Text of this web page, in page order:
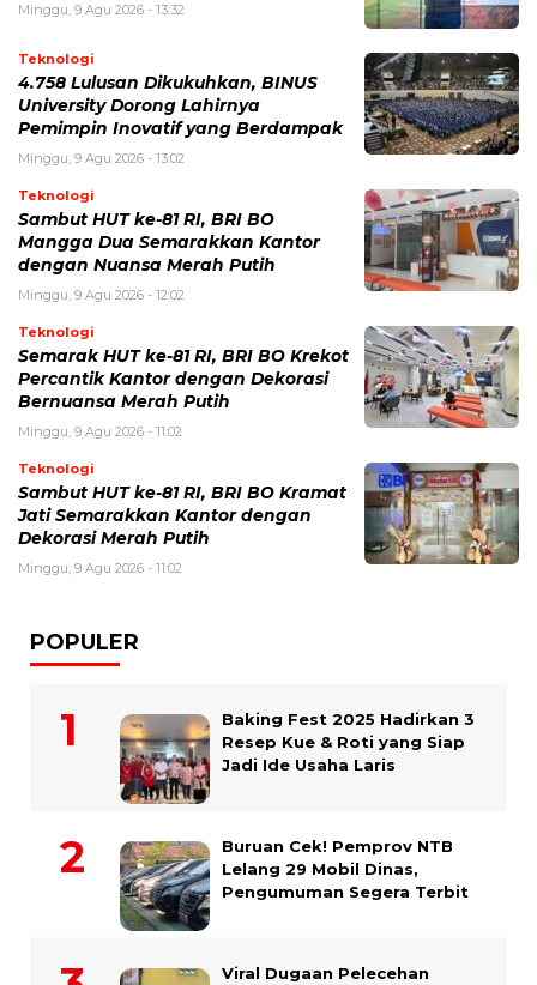
Minggu, 9 Agu 2026 - 13:32
Teknologi
4.758 Lulusan Dikukuhkan, BINUS
University Dorong Lahirnya
Pemimpin Inovatif yang Berdampak
Minggu, 9 Agu 2026 - 13:02
Teknologi
Sambut HUT ke-81 RI, BRI BO
Mangga Dua Semarakkan Kantor
dengan Nuansa Merah Putih
Minggu, 9 Agu 2026 - 12:02
Teknologi
Semarak HUT ke-81 RI, BRI BO Krekot
Percantik Kantor dengan Dekorasi
Bernuansa Merah Putih
Minggu, 9 Agu 2026 - 11:02
Teknologi
Sambut HUT ke-81 RI, BRI BO Kramat
Jati Semarakkan Kantor dengan
Dekorasi Merah Putih
Minggu, 9 Agu 2026 - 11:02
POPULER
Baking Fest 2025 Hadirkan 3
Resep Kue & Roti yang Siap
Jadi Ide Usaha Laris
Buruan Cek! Pemprov NTB
Lelang 29 Mobil Dinas,
Pengumuman Segera Terbit
Viral Dugaan Pelecehan